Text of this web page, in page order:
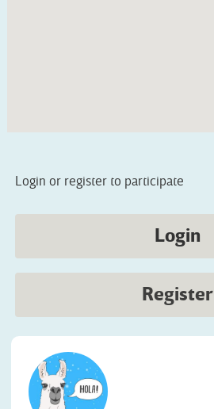
Login or register to participate
Login
Register